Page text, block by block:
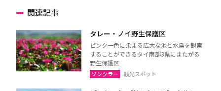
関連記事
タレー・ノイ野生保護区
ピンク一色に染まる広大な池と水鳥を観察
することができるタイ南部3県にまたがる
野生保護区
ソンクラー 観光スポット